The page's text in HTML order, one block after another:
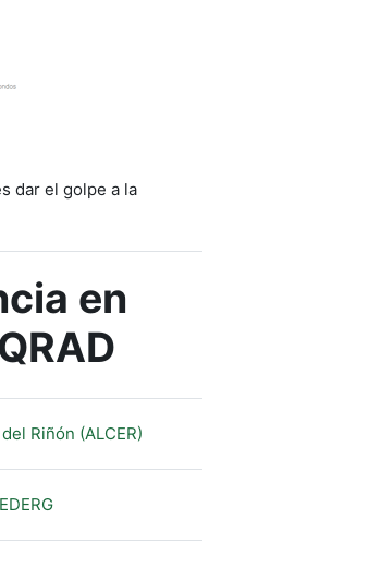
dar el golpe a la
en
Riñón (ALCER)URL
URL